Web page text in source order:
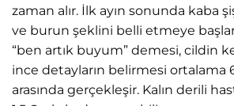
zaman alır. İlk ayın sonunda kaba
ve burun şeklini belli etmeye
“ben artık buyum” demesi, cildin
ince detayların belirmesi ortalama 6
arasında gerçekleşir. Kalın derili